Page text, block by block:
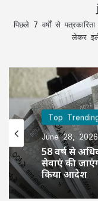
पिछले 7 वर्षों से
लेकर
Top
June 28, 2026
Top
June 28, 2026
CG News:
बरसात से पहले